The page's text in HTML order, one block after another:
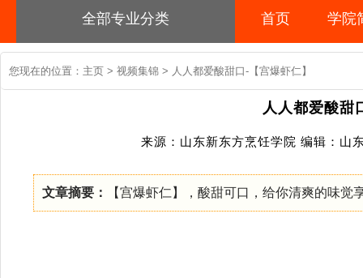
全部专业分类 首页 学院
您现在的位置： 主页 > 视频集锦 > 人人都爱酸甜口-【宫爆虾仁】
人人都爱酸甜
来源：山东新东方烹饪学院 编辑：山
文章摘要： 【宫爆虾仁】，酸甜可口，给你清爽的味觉享